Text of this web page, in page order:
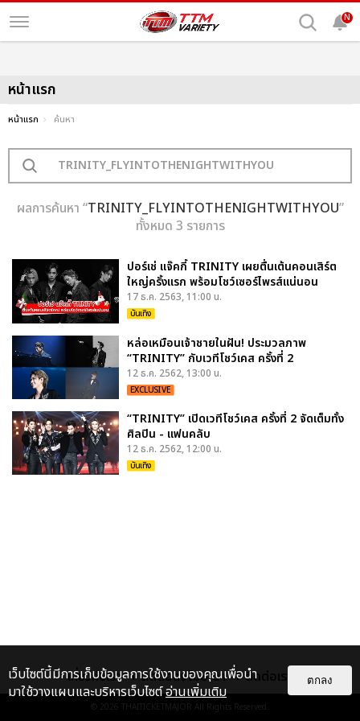
N
หน้าแรก
หน้าแรก ค้นหา
ผลการค้นหา “TRINITY_FLYINTOTHENIGHTWITHYOU”
ทั้งหมด 3 รายการ
ปอร์เช่ แจ๊คกี้ TRINITY เผยตื่นเต้นคอนเสิร์ต
ใหญ่ครั้งแรก พร้อมโชว์เซอร์ไพรส์แน่นอน
17 ธ.ค. 2563, 11:00 น.
บันเทิง
หล่อเหมือนเจ้าชายในฝัน! ประมวลภาพ
“TRINITY” กับเวทีโชว์เคส ครั้งที่ 2
12 ธ.ค. 2562, 13:00 น.
EXCLUSIVE
“TRINITY” เปิดเวทีโชว์เคส ครั้งที่ 2 จัดเต็มทั้ง
ศิลปิน - แฟนคลับ
12 ธ.ค. 2562, 12:00 น.
บันเทิง
เกี่ยวกับเรา ติดต่อลงโฆษณา ติดต่อเรา
© 2026 THAITICKETMAJOR All Rights Reserved.
เว็บไซต์นี้มีการเก็บข้อมูลการใช้งานของคุณเพื่อนำ
มาใช้วางแผนและบริหารเว็บไซต์อ่านเพิ่มเติม
ตกลง